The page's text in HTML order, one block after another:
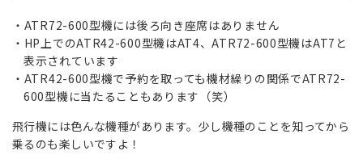
ATR72-600型機には後ろ向き座席はありません
HP上でのATR42-600型機はAT4、ATR72-600型機はAT7と
表示されています
ATR42-600型機で予約を取っても機材繰りの関係でATR72-
600型機に当たることもあります（笑）
飛行機には色んな機種があります。少し機種のことを知ってから
乗るのも楽しいですよ！